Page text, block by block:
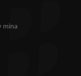
mina